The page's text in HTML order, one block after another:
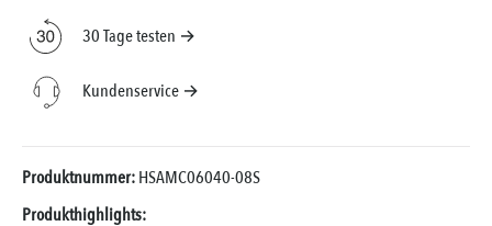
30 Tage testen →
Kundenservice →
Produktnummer:HSAMC06040-08S
Produkthighlights: